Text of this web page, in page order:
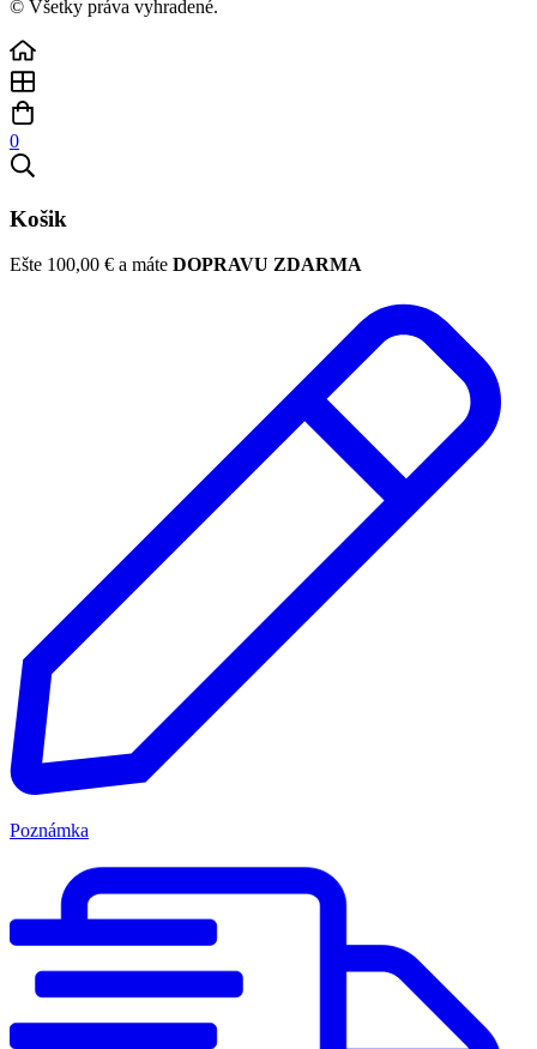
© Všetky práva vyhradené.
0
Košik
Ešte 100,00 € a máte DOPRAVU ZDARMA
Poznámka